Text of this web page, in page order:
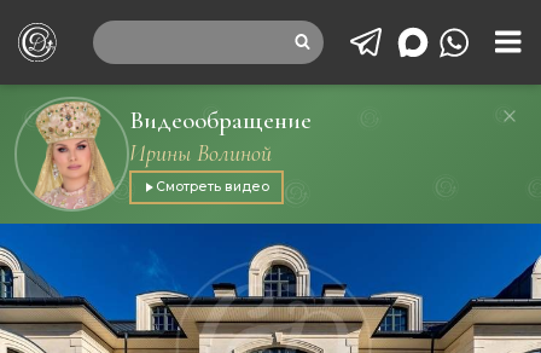
Видеообращение
Ирины Волиной
Смотреть видео